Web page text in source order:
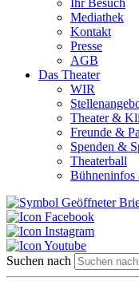
Ihr Besuch
Mediathek
Kontakt
Presse
AGB
Das Theater
WIR
Theater &
Freunde &
Spenden &
Theaterball
Bühneninfos
Suchen nach